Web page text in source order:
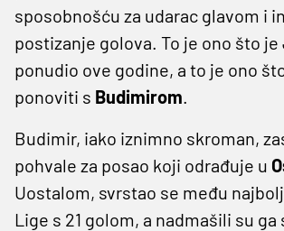
sposobnošću za udarac glavom i
postizanje golova. To je ono što
ponudio ove godine, a to je ono
ponoviti s Budimirom.
Budimir, iako iznimno skroman,
pohvale za posao koji odrađuje u
Uostalom, svrstao se među
Lige s 21 golom, a nadmašili su ga